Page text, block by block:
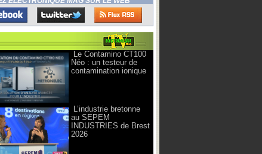
Le Contamino CT100
Néo : un testeur de
contamination ionique
L’industrie bretonne
au SEPEM
INDUSTRIES de Brest
2026